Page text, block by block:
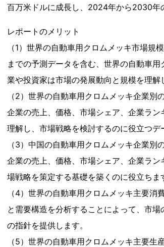
百万米ドルに成長し、2024年から2030年
レポートのメリット
（1）世界の自動車用クロムメッキ市場
までの予測データを含む、世界の自動車
業や投資家は市場の発展動向と規模を理解
（2）世界の自動車用クロムメッキ企業
企業の売上、価格、市場シェア、企業ラ
理解し、市場戦略を検討するのに役立つデ
（3）中国の自動車用クロムメッキ企業
企業の売上、価格、市場シェア、企業ラ
場戦略を策定する基礎を築くのに役立ちま
（4）世界の自動車用クロムメッキ主要
と需要構造を分析することによって、市
の指針を提供します。
（5）世界の自動車用クロムメッキ主要生